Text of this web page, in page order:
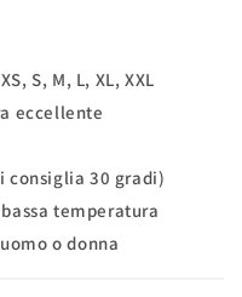
S, M, L, XL, XXL
eccellente
consiglia 30 gradi)
temperatura
o donna